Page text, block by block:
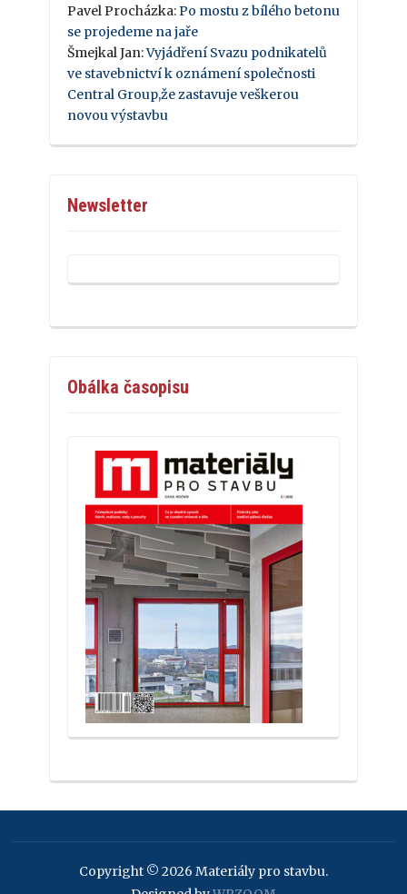
Pavel Procházka:Po mostu z bílého betonu
se projedeme na jaře
Šmejkal Jan:Vyjádření Svazu podnikatelů
ve stavebnictví k oznámení společnosti
Central Group,že zastavuje veškerou
novou výstavbu
Newsletter
Obálka časopisu
Copyright © 2026 Materiály pro stavbu.